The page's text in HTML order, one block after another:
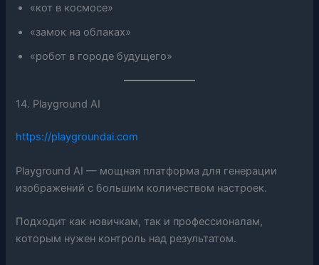
«кот в космосе»
«замок на облаках»
«робот в городе будущего»
14. Playground AI
https://playgroundai.com
Playground AI — мощная платформа для генерации
изображений с большим количеством настроек.
Подходит как новичкам, так и профессионалам,
которым нужен контроль над результатом.